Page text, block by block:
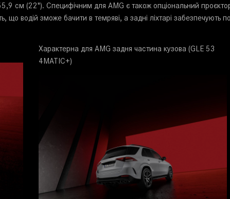
см (22"). Специфічним для AMG є також опціональний
що водій зможе бачити в темряві, а задні ліхтарі забезпечують
Характерна для AMG задня частина кузова (GLE 53
4MATIC+)